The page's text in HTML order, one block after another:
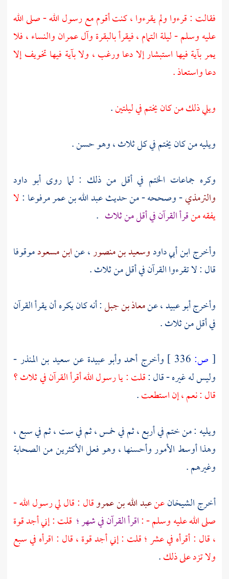
فقالت : قرءوا ولم يقرءوا ، كنت أقوم مع رسول الله - صلى الله
عليه وسلم - ليلة التمام ، فيقرأ بالبقرة وآل عمران والنساء ، فلا
يمر بآية فيها استبشار إلا دعا ورغب ، ولا بآية فيها تخويف إلا
دعا واستعاذ .
ويلي ذلك من كان يختم في ليلتين.
ويليه من كان يختم في كل ثلاث ، وهو حسن .
وكره جماعات الختم في أقل من ذلك : لما روى أبو داود
والترمذي- وصححه - من حديثعبد الله بن عمرمرفوعا :لا
يفقه منقرأ القرآن في أقل من ثلاث .
وأخرجابن أبي داودوسعيد بن منصور، عنابن مسعودموقوفا
قال : لا تقرءوا القرآن في أقل من ثلاث .
وأخرجأبو عبيد، عنمعاذ بن جبل: أنه كان يكره أن يقرأ القرآن
في أقل من ثلاث .
[ ص: وأخرج أحمدوأبو عبيدة عنسعيد بن المنذر-
وليس له غيره - قال :قلت : يا رسول الله أقرأ القرآن في ثلاث ؟
قال : نعم ، إن استطعت.
ويليه : من ختم في أربع ، ثم في خمس ، ثم في ست ، ثم في سبع ،
وهذا أوسط الأمور وأحسنها ، وهو فعل الأكثرين من الصحابة
وغيرهم .
أخرج الشيخانعنعبد الله بن عمروقال : قال لي رسول الله -
صلى الله عليه وسلم - :اقرأ القرآن في شهر ؛ قلت : إني أجد قوة
، قال : أقرأه في عشر ؛ قلت : إني أجد قوة ، قال : اقرأه في سبع
ولا تزد على ذلك.